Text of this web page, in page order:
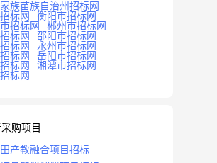
族苗族自治州招标网
标网
衡阳市招标网
招标网
郴州市招标网
标网
邵阳市招标网
标网
永州市招标网
标网
岳阳市招标网
标网
湘潭市招标网
标网
购项目
产教融合项目招标